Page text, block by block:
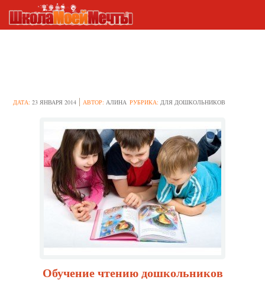
ДАТА:23 ЯНВАРЯ 2014 АВТОР:АЛИНА РУБРИКА:ДЛЯ ДОШКОЛЬНИКОВ
Обучение чтению дошкольников